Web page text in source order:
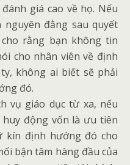
giá cao về họ. Nếu
đằng sau quyết
rằng bạn không tin
cho nhân viên về định
không ai biết sẽ phải
đó.
vụ giáo dục từ xa, nếu
huy động vốn là ưu tiên
kín định hướng đó cho
bận tâm hàng đầu của